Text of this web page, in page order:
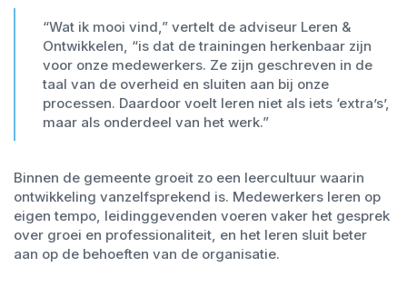
“Wat ik mooi vind,” vertelt de adviseur Leren &
Ontwikkelen , “is dat de trainingen herkenbaar zijn
voor onze medewerkers. Ze zijn geschreven in de
taal van de overheid en sluiten aan bij onze
processen. Daardoor voelt leren niet als iets ‘extra’s’,
maar als onderdeel van het werk.”
Binnen de gemeente groeit zo een leercultuur waarin
ontwikkeling vanzelfsprekend is. Medewerkers leren op
eigen tempo, leidinggevenden voeren vaker het gesprek
over groei en professionaliteit, en het leren sluit beter
aan op de behoeften van de organisatie.